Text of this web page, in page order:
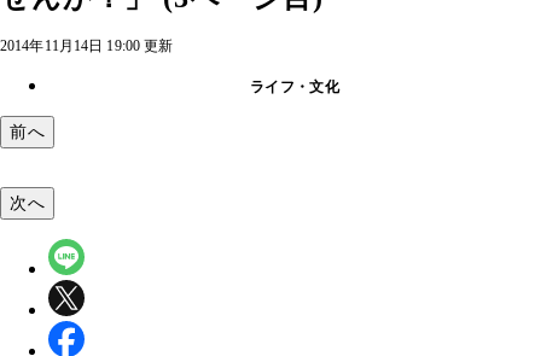
2014年11月14日 19:00 更新
ライフ・文化
前へ
次へ